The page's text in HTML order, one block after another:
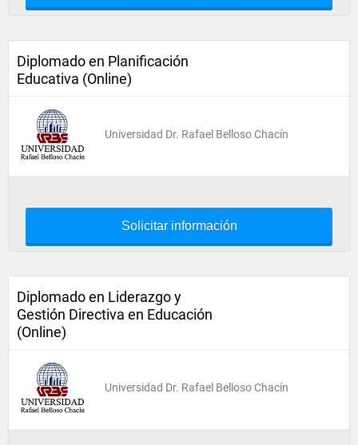
Diplomado en Planificación
Educativa (Online)
Universidad Dr. Rafael Belloso Chacín
Solicitar información
Diplomado en Liderazgo y
Gestión Directiva en Educación
(Online)
Universidad Dr. Rafael Belloso Chacín